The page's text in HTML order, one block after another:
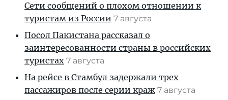
Сети сообщений о плохом отношении к
туристам из России 7 августа
Посол Пакистана рассказал о
заинтересованности страны в российских
туристах 7 августа
На рейсе в Стамбул задержали трех
пассажиров после серии краж 7 августа